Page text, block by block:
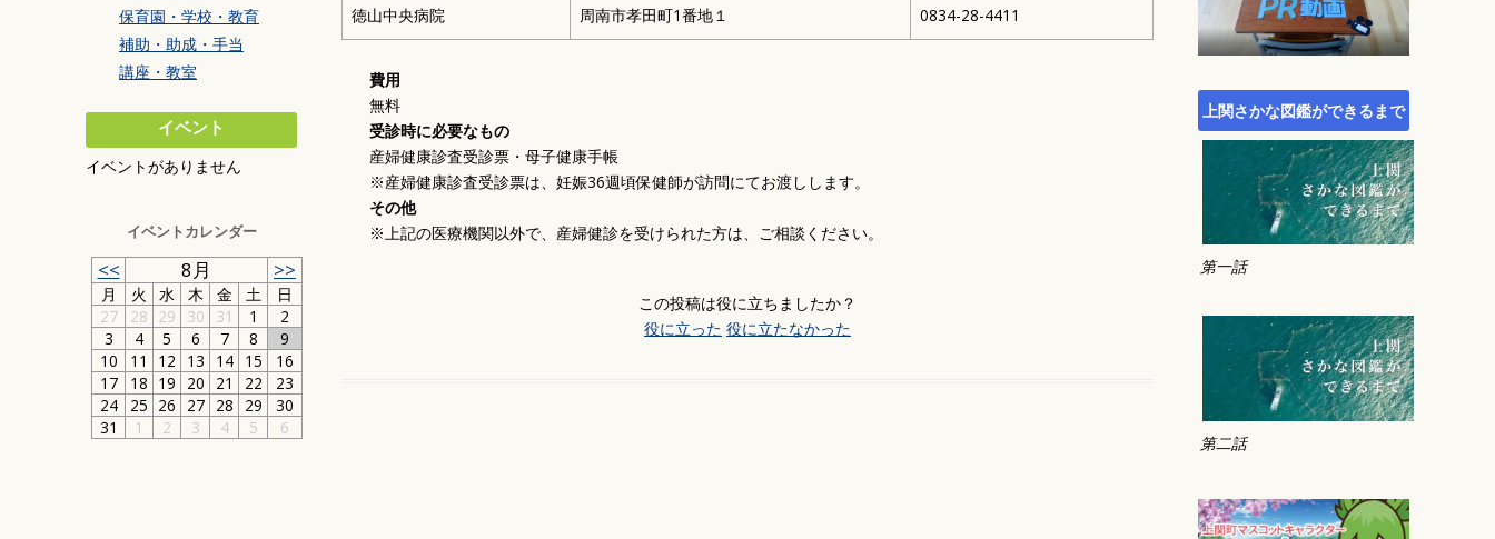
施策・計画
町議会
オープンデータサイト
徳山中央病院 周南市孝田町1番地１ 0834-28-4411
費用
無料
受診時に必要なもの
産婦健康診査受診票・母子健康手帳
※産婦健康診査受診票は、妊娠36週頃保健師が訪問にてお渡しします。
その他
※上記の医療機関以外で、産婦健診を受けられた方は、ご相談ください。
この投稿は役に立ちましたか？
役に立った 役に立たなかった
保育園・学校・教育
補助・助成・手当
講座・教室
イベント
イベントがありません
イベントカレンダー
<< 8月 >>
月 火 水 木 金 土
日
27
28 29 30 31 1
2
3
4 5 6 7 8
9
10
11 12 13 14 15
16
17
18 19 20 21 22
23
24
25 26 27 28 29
30
31
1 2 3 4 5 6
上関さかな図鑑ができるまで
第一話
第二話